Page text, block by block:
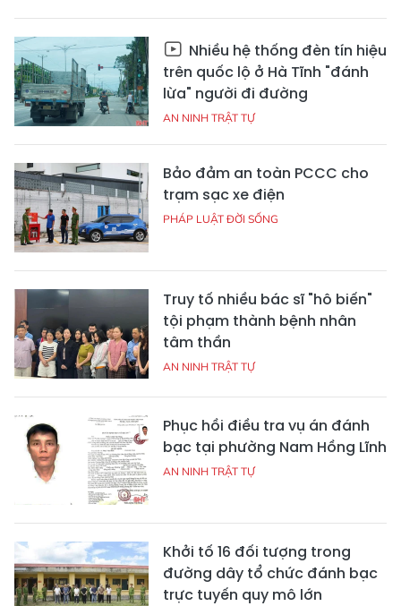
Nhiều hệ thống đèn tín hiệu
trên quốc lộ ở Hà Tĩnh "đánh
lừa" người đi đường
AN NINH TRẬT TỰ
Bảo đảm an toàn PCCC cho
trạm sạc xe điện
PHÁP LUẬT ĐỜI SỐNG
Truy tố nhiều bác sĩ "hô biến"
tội phạm thành bệnh nhân
tâm thần
AN NINH TRẬT TỰ
Phục hồi điều tra vụ án đánh
bạc tại phường Nam Hồng Lĩnh
AN NINH TRẬT TỰ
Khởi tố 16 đối tượng trong
đường dây tổ chức đánh bạc
trực tuyến quy mô lớn